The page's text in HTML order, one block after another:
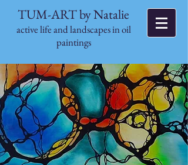
TUM-ART by Natalie
active life and landscapes in oil
paintings